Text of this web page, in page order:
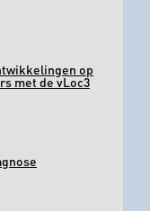
op
met de vLoc3